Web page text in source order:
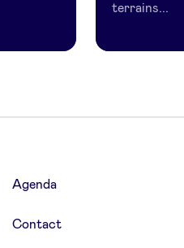
terrains...
Agenda
Contact